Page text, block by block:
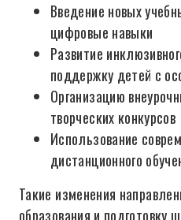
Введение новых
цифровые навыки
Развитие
поддержку детей с
Организацию
творческих конкурсов
Использование
дистанционного
Такие изменения
образования и подготовку